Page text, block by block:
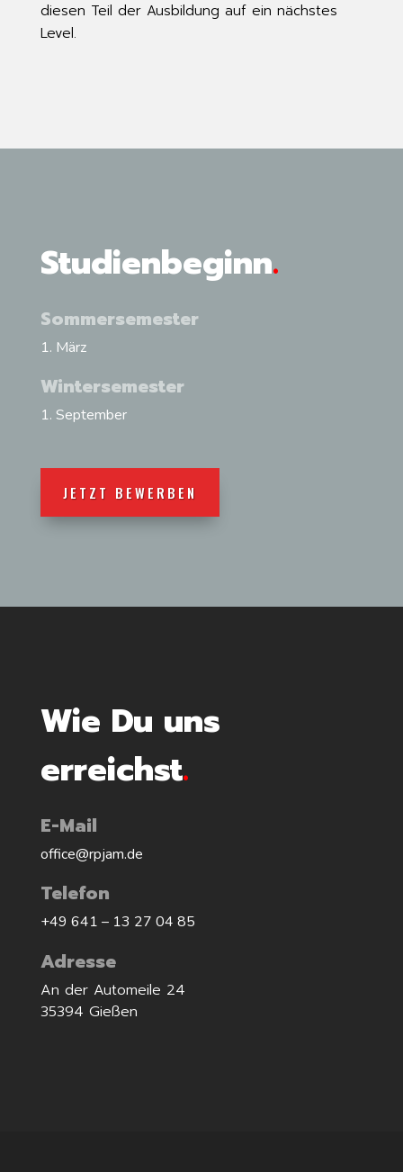
diesen Teil der Ausbildung auf ein nächstes
Level.
Studienbeginn.
Sommersemester
1. März
Wintersemester
1. September
JETZT BEWERBEN
Wie Du uns
erreichst.
E-Mail
office@rpjam.de
Telefon
+49 641 – 13 27 04 85
Adresse
An der Automeile 24
35394 Gießen